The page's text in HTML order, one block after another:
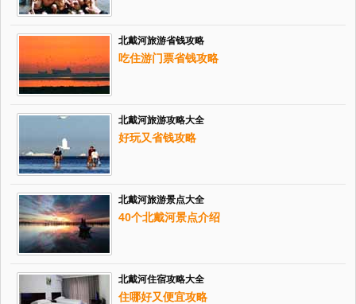
北戴河旅游省钱攻略
吃住游门票省钱攻略
北戴河旅游攻略大全
好玩又省钱攻略
北戴河旅游景点大全
40个北戴河景点介绍
北戴河住宿攻略大全
住哪好又便宜攻略